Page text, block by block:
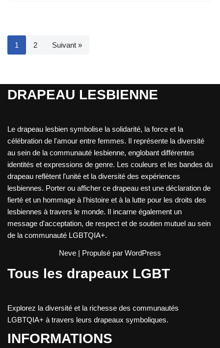
1 2 Suivant »
DRAPEAU LESBIENNE
Le drapeau lesbien symbolise la solidarité, la force et la
célébration de l'amour entre femmes. Il représente la diversité
au sein de la communauté lesbienne, englobant différentes
identités et expressions de genre. Les couleurs et les bandes du
drapeau reflètent l'unité et la diversité des expériences
lesbiennes. Porter ou afficher ce drapeau est une déclaration de
fierté et un hommage à l'histoire et à la lutte pour les droits des
lesbiennes à travers le monde. Il incarne également un
message d'acceptation, de respect et de soutien mutuel au sein
de la communauté LGBTQIA+.
Neve | Propulsé par WordPress
Tous les drapeaux LGBT
Explorez la diversité et la richesse des communautés
LGBTQIA+ à travers leurs drapeaux symboliques.
INFORMATIONS